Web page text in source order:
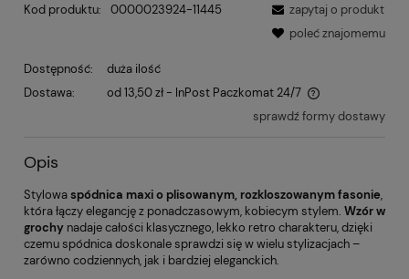
Kod produktu: 0000023924-11445
zapytaj o produkt
poleć znajomemu
Dostępność:
duża ilość
Dostawa:
od 13,50 zł - InPost Paczkomat 24/7
sprawdź formy dostawy
Opis
Stylowaspódnica maxi o plisowanym, rozkloszowanym fasonie,
która łączy elegancję z ponadczasowym, kobiecym stylem. Wzór w
grochy nadaje całości klasycznego, lekko retro charakteru, dzięki
czemu spódnica doskonale sprawdzi się w wielu stylizacjach –
zarówno codziennych, jak i bardziej eleganckich.